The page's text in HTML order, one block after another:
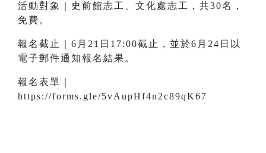
活動對象｜史前館志工、文化處志工，共30名，
免費。
報名截止｜6月21日17:00截止，並於6月24日以
電子郵件通知報名結果。
報名表單｜
https://forms.gle/5vAupHf4n2c89qK67